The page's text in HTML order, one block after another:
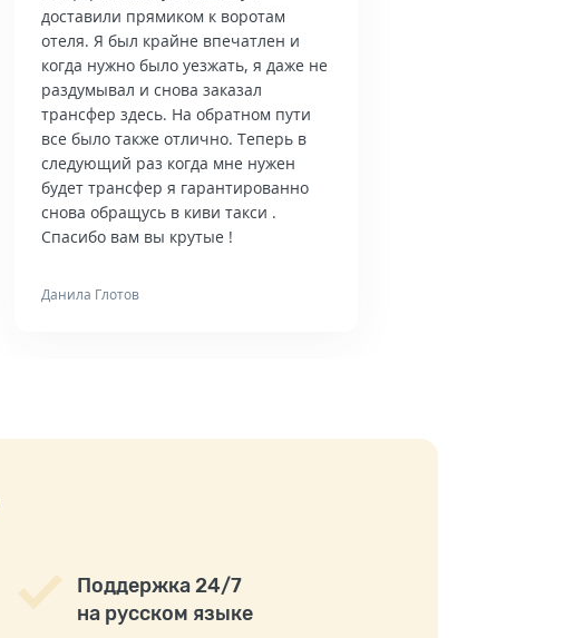
доставили прямиком к воротам
отеля. Я был крайне впечатлен и
когда нужно было уезжать, я даже не
раздумывал и снова заказал
трансфер здесь. На обратном пути
все было также отлично. Теперь в
следующий раз когда мне нужен
будет трансфер я гарантированно
снова обращусь в киви такси .
Спасибо вам вы крутые !
Данила Глотов
Поддержка 24/7
на русском языке